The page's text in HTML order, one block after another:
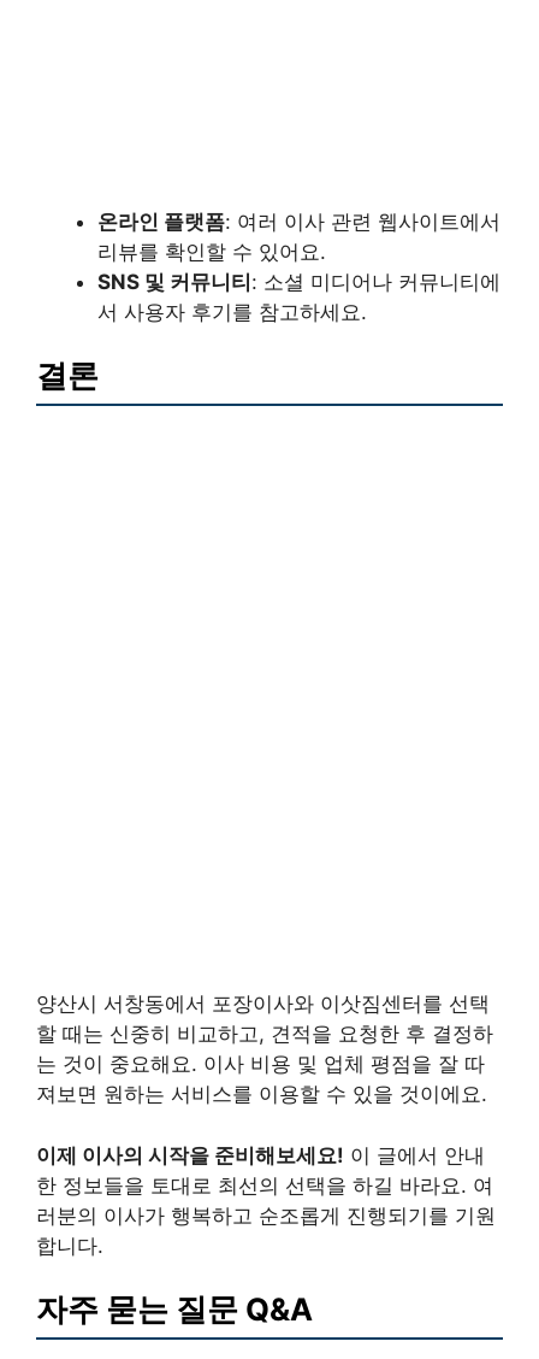
온라인 플랫폼: 여러 이사 관련 웹사이트에서
리뷰를 확인할 수 있어요.
SNS 및 커뮤니티: 소셜 미디어나 커뮤니티에
서 사용자 후기를 참고하세요.
결론
양산시 서창동에서 포장이사와 이삿짐센터를 선택
할 때는 신중히 비교하고, 견적을 요청한 후 결정하
는 것이 중요해요. 이사 비용 및 업체 평점을 잘 따
져보면 원하는 서비스를 이용할 수 있을 것이에요.
이제 이사의 시작을 준비해보세요! 이 글에서 안내
한 정보들을 토대로 최선의 선택을 하길 바라요. 여
러분의 이사가 행복하고 순조롭게 진행되기를 기원
합니다.
자주 묻는 질문 Q&A